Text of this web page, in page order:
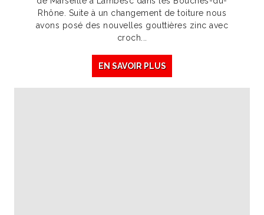
Rhône. Suite à un changement de toiture nous
avons posé des nouvelles gouttières zinc avec
croch...
EN SAVOIR PLUS